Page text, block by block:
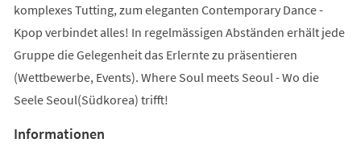
komplexes Tutting, zum eleganten Contemporary Dance -
Kpop verbindet alles! In regelmässigen Abständen erhält jede
Gruppe die Gelegenheit das Erlernte zu präsentieren
(Wettbewerbe, Events). Where Soul meets Seoul - Wo die
Seele Seoul(Südkorea) trifft!
Informationen